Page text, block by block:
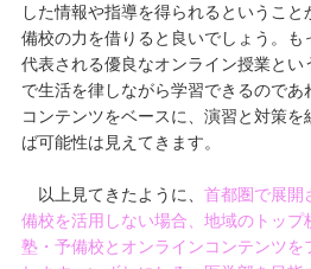
した情報や指導を得られるというこ
備校の力を借りると良いでしょう。も
代表される優良なオンライン授業と
で生活を律しながら学習できるので
コンテンツをベースに、演習と対策
ば可能性は見えてきます。
以上見てきたように、 首都圏で展開
備校を活用しない場合、地域のトッ
塾・予備校とオンラインコンテンツを